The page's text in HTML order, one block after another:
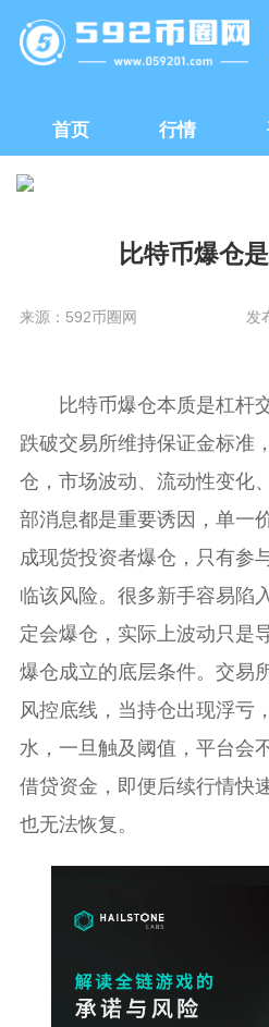
首页 行情
比特币爆仓
来源：592币圈网 发
比特币爆仓本质是杠杆
跌破交易所维持保证金标准
仓，市场波动、流动性变化
部消息都是重要诱因，单一
成现货投资者爆仓，只有参
临该风险。很多新手容易陷
定会爆仓，实际上波动只是
爆仓成立的底层条件。交易
风控底线，当持仓出现浮亏
水，一旦触及阈值，平台会
借贷资金，即便后续行情快
也无法恢复。